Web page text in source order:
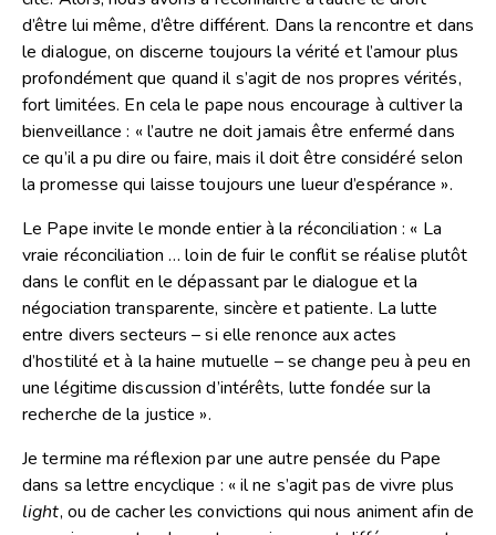
d’être lui même, d’être différent. Dans la rencontre et dans
le dialogue, on discerne toujours la vérité et l’amour plus
profondément que quand il s’agit de nos propres vérités,
fort limitées. En cela le pape nous encourage à cultiver la
bienveillance : « l’autre ne doit jamais être enfermé dans
ce qu’il a pu dire ou faire, mais il doit être considéré selon
la promesse qui laisse toujours une lueur d’espérance ».
Le Pape invite le monde entier à la réconciliation : « La
vraie réconciliation … loin de fuir le conflit se réalise plutôt
dans le conflit en le dépassant par le dialogue et la
négociation transparente, sincère et patiente. La lutte
entre divers secteurs – si elle renonce aux actes
d’hostilité et à la haine mutuelle – se change peu à peu en
une légitime discussion d’intérêts, lutte fondée sur la
recherche de la justice ».
Je termine ma réflexion par une autre pensée du Pape
dans sa lettre encyclique : « il ne s’agit pas de vivre plus
light, ou de cacher les convictions qui nous animent afin de